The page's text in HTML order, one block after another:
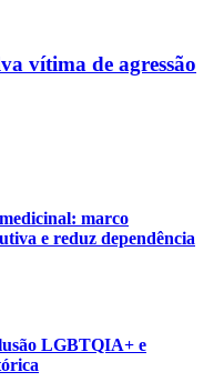
vítima de agressão
marco
e reduz dependência
LGBTQIA+ e